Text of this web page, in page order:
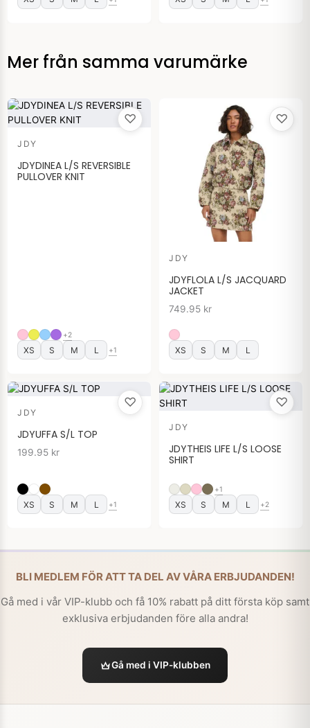
Mer från samma varumärke
♡
JDY
JDYDINEA L/S REVERSIBLE
PULLOVER KNIT
+2
XS S M L +1
♡
JDY
JDYFLOLA L/S JACQUARD
JACKET
749.95 kr
XS S M L
♡
JDY
JDYUFFA S/L TOP
199.95 kr
XS S M L +1
♡
JDY
JDYTHEIS LIFE L/S LOOSE
SHIRT
+1
XS S M L +2
BLI MEDLEM FÖR ATT TA DEL AV VÅRA ERBJUDANDEN!
Gå med i vår VIP-klubb och få 10% rabatt på ditt första köp samt
exklusiva erbjudanden före alla andra!
Gå med i VIP-klubben